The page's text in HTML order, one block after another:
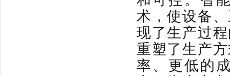
术，使设备
现了生产过
重塑了生产
率、更低的